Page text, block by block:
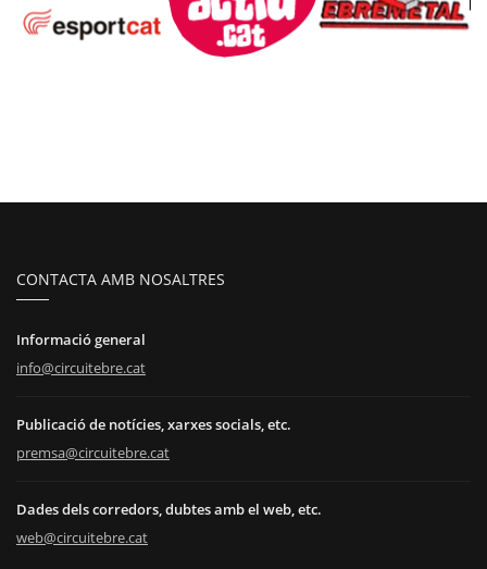
CONTACTA AMB NOSALTRES
Informació general
info@circuitebre.cat
Publicació de notícies, xarxes socials, etc.
premsa@circuitebre.cat
Dades dels corredors, dubtes amb el web, etc.
web@circuitebre.cat